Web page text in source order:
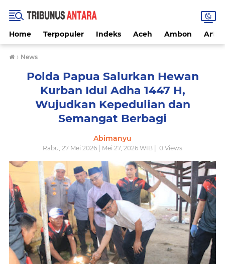
Home Terpopuler Indeks Aceh Ambon
› News
Polda Papua Salurkan Hewan
Kurban Idul Adha 1447 H,
Wujudkan Kepedulian dan
Semangat Berbagi
Abimanyu
Rabu, 27 Mei 2026 | Mei 27, 2026 WIB | 0 Views